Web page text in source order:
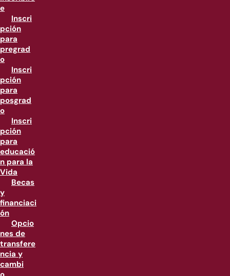
e
Inscri
pción
para
pregrad
o
Inscri
pción
para
posgrad
o
Inscri
pción
para
educació
n para la
Vida
Becas
y
financiaci
ón
Opcio
nes de
transfere
ncia y
cambi